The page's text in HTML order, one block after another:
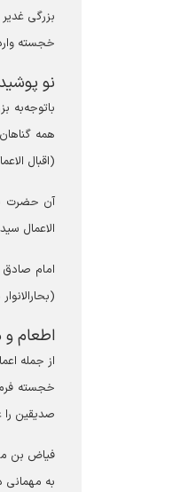
بزرگی
خجسته
نو
باتوجه‌به
همه
(اقبال
آن حضرت
الاعمال سید
امام صادق
(بحارالانوار
اطعام
از جمله
خجسته
صدیقین را
فیاض بن
به مهمانی